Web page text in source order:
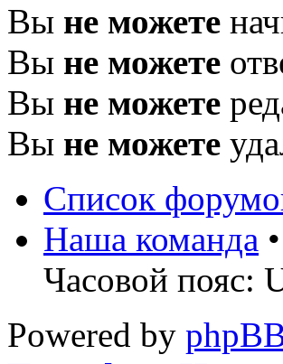
Вы не можете
Вы не можете
Вы не можете
Вы не можете
Список
Наша команда •
Часовой пояс:
Powered by